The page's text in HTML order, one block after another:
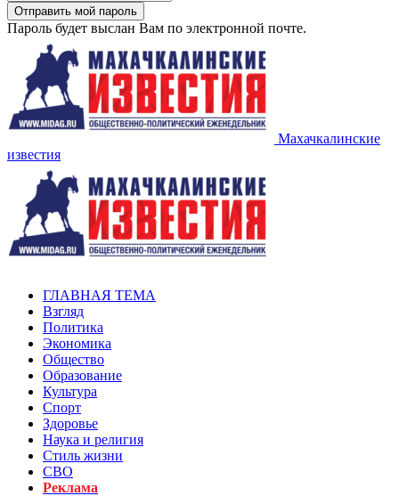
Пароль будет выслан Вам по электронной почте.
Махачкалинские
известия
ГЛАВНАЯ ТЕМА
Взгляд
Политика
Экономика
Общество
Образование
Культура
Спорт
Здоровье
Наука и религия
Стиль жизни
СВО
Реклама